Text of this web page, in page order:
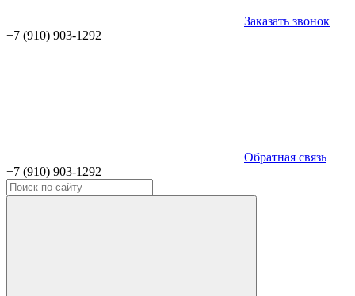
Заказать звонок
+7 (910) 903-1292
Обратная связь
+7 (910) 903-1292